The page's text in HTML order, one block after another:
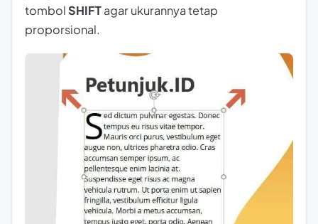
tombol SHIFTagar ukurannya tetap
proporsional.